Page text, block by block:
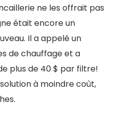
ne les offrait pas
était encore un
Il a appelé un
de chauffage et a
plus de 40 $ par filtre!
à moindre coût,